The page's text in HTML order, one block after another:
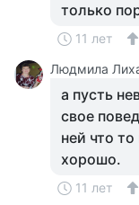
только
11 лет
Людмила
а пусть
свое
ней что
хорошо.
11 лет